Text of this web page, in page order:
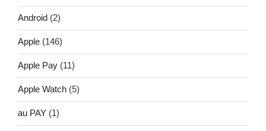
Android (2)
Apple (146)
Apple Pay (11)
Apple Watch (5)
au PAY (1)